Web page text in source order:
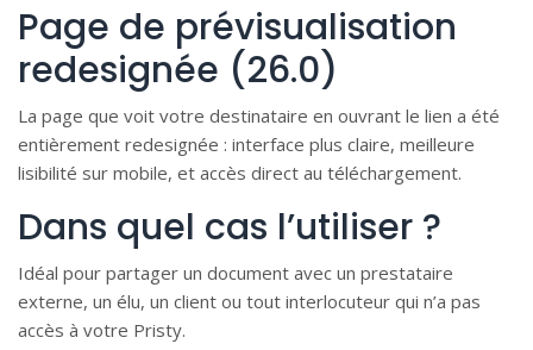
Page de prévisualisation
redesignée (26.0)
La page que voit votre destinataire en ouvrant le lien a été
entièrement redesignée : interface plus claire, meilleure
lisibilité sur mobile, et accès direct au téléchargement.
Dans quel cas l’utiliser ?
Idéal pour partager un document avec un prestataire
externe, un élu, un client ou tout interlocuteur qui n’a pas
accès à votre Pristy.